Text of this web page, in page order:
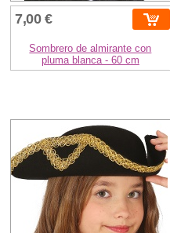
7,00 €
Sombrero de almirante con
pluma blanca - 60 cm